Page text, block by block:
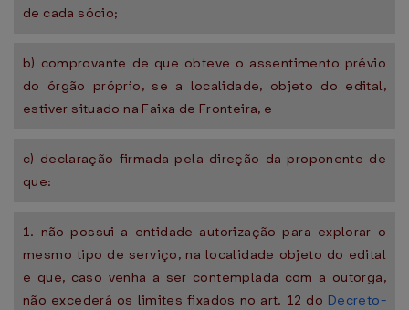
de cada sócio;
b) comprovante de que obteve o assentimento prévio
do órgão próprio, se a localidade, objeto do edital,
estiver situado na Faixa de Fronteira, e
c) declaração firmada pela direção da proponente de
que:
1. não possui a entidade autorização para explorar o
mesmo tipo de serviço, na localidade objeto do edital
e que, caso venha a ser contemplada com a outorga,
não excederá os limites fixados no art. 12 do Decreto-